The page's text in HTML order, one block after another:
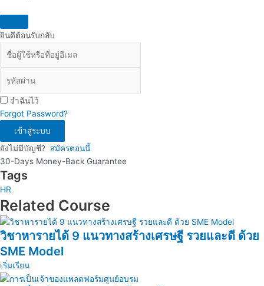
ยินดีต้อนรับกลับ
จำฉันไว้
Forgot Password?
เข้าสู่ระบบ
ยังไม่มีบัญชี? สมัครตอนนี้
30-Days Money-Back Guarantee
Tags
HR
Related Course
วิชาหารายได้ 9 แนวทางสร้างเศรษฐี รวยและดี ด้วย
SME Model
เริ่มเรียน